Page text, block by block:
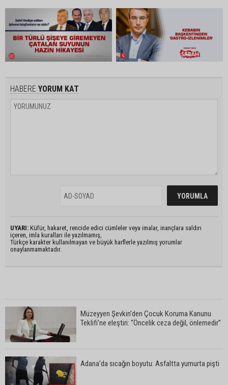
HABERE YORUM KAT
UYARI: Küfür, hakaret, rencide edici cümleler veya imalar, inançlara saldırı
içeren, imla kuralları ile yazılmamış,
Türkçe karakter kullanılmayan ve büyük harflerle yazılmış yorumlar
onaylanmamaktadır.
Müzeyyen Şevkin’den Çocuk Koruma Kanunu
Teklifi’ne eleştiri: “Öncelik ceza değil, önlemedir”
Adana’da sıcağın boyutu: Asfaltta yumurta pişti